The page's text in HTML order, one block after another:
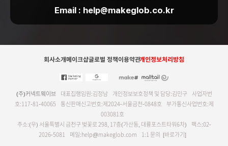
Email : help@makeglob.co.kr
회사소개메이크샵글로벌 정책이용약관개인정보처리방침
(주)커넥트웨이브 대표집행임원:김정남 개인정보보호정책 및 담당:김민구
사업자번
호:117-81-40065
통신판매신고번호:제2024-서울금천-0848호
부가통신사업번호:제
003081호
주소:(우) 서울특별시 금천구 벚꽃로 298, 17층(가산동, 대륭포스트타워6차)
팩스:02-
2026-5081
메일:help@makeglob.com 1:1 문의 [바로가기]